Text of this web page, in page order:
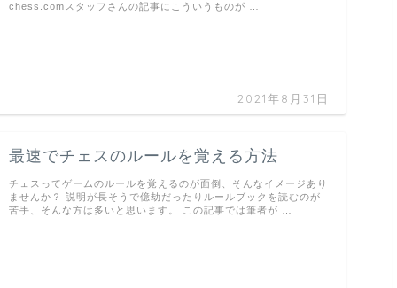
2021年8月31日
chess.comスタッフさんの記事にこういうものが …
最速でチェスのルールを覚える方法
チェスってゲームのルールを覚えるのが面倒、そんなイメージあり
ませんか？ 説明が長そうで億劫だったりルールブックを読むのが
苦手、そんな方は多いと思います。 この記事では筆者が …